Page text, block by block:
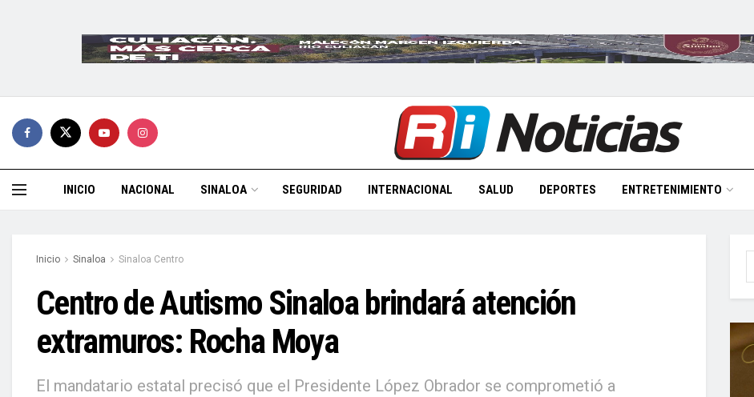
INICIO NACIONAL SINALOA SEGURIDAD INTERNACIONAL SALUD DEPORTES ENTRETENIMIENTO
Inicio Sinaloa Sinaloa Centro
Centro de Autismo Sinaloa brindará atención
extramuros: Rocha Moya
El mandatario estatal precisó que el Presidente López Obrador se comprometió a